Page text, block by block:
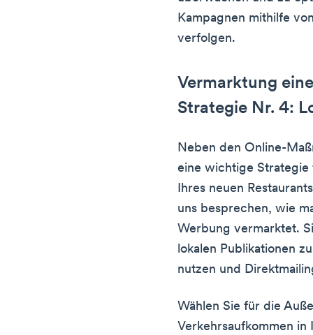
Kampagnen mithilfe
verfolgen.
Vermarktung
Strategie Nr. 4:
Neben den Online-
eine wichtige Strategie
Ihres neuen
uns besprechen, wie
Werbung vermarktet.
lokalen Publikationen
nutzen und
Wählen Sie für die
Verkehrsaufkommen in